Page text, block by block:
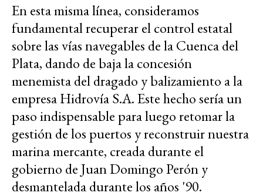
En esta misma línea, consideramos
fundamental recuperar el control estatal
sobre las vías navegables de la Cuenca del
Plata, dando de baja la concesión
menemista del dragado y balizamiento a la
empresa Hidrovía S.A. Este hecho sería un
paso indispensable para luego retomar la
gestión de los puertos y reconstruir nuestra
marina mercante, creada durante el
gobierno de Juan Domingo Perón y
desmantelada durante los años '90.